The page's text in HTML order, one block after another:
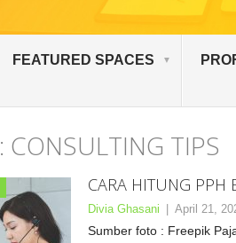
FEATURED SPACES
CONSULTING TIPS
CARA HITUNG PPH
Divia Ghasani April 21,
Sumber foto : Freepik